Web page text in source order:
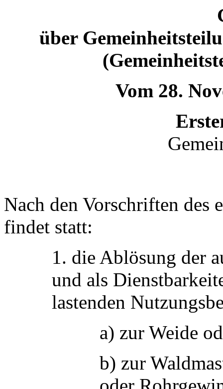
über
Vom 28.
Nach den Vorschriften des
findet statt:
1. die Ablösung der
und als
lastenden
a) zur Weide
b) zur